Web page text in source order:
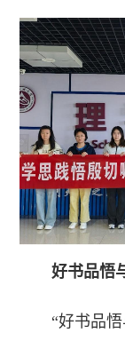
好书品悟
“好书品